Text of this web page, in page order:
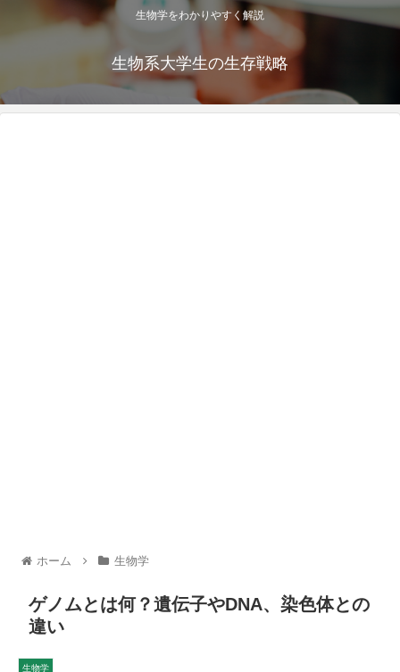
生物学をわかりやすく解説
生物系大学生の生存戦略
ホーム 生物学
ゲノムとは何？遺伝子やDNA、染色体との
違い
生物学